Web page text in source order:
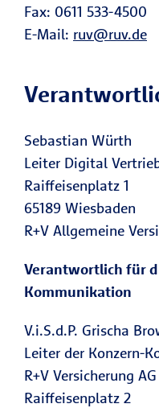
Fax: 0611 533-4500
E-Mail: ruv@ruv.de
Sebastian Würth
Leiter Digital
Raiffeisenplatz 1
65189 Wiesbaden
R+V Allgemeine
Verantwortlich für
Kommunikation
V.i.S.d.P. Grischa
Leiter der Konzern-
R+V Versicherung AG
Raiffeisenplatz 2